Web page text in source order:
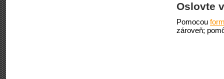
Oslovte
Pomocou
zároveň;